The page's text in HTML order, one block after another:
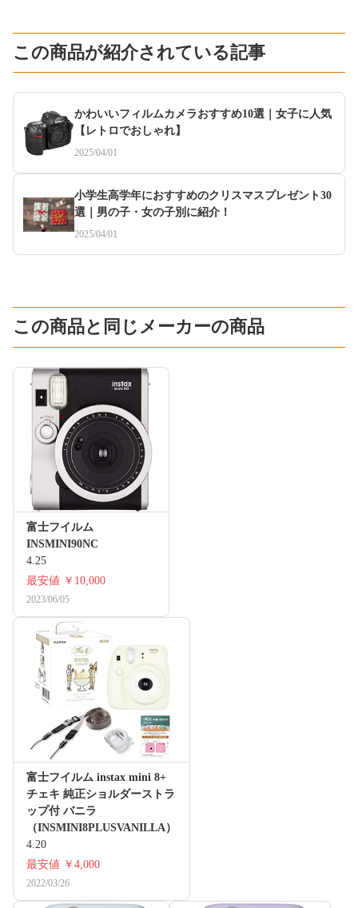
この商品が紹介されている記事
かわいいフィルムカメラおすすめ10選｜女子に人気
【レトロでおしゃれ】
2025/04/01
小学生高学年におすすめのクリスマスプレゼント30
選｜男の子・女の子別に紹介！
2025/04/01
この商品と同じメーカーの商品
富士フイルム
INSMINI90NC
4.25
最安値 ￥10,000
2023/06/05
富士フイルム instax mini 8+
チェキ 純正ショルダーストラ
ップ付 バニラ
（INSMINI8PLUSVANILLA）
4.20
最安値 ￥4,000
2022/03/26